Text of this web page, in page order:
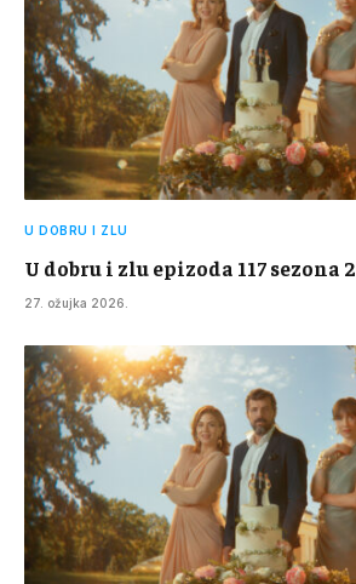
U DOBRU I ZLU
U dobru i zlu epizoda 117 sezona 2
27. ožujka 2026.